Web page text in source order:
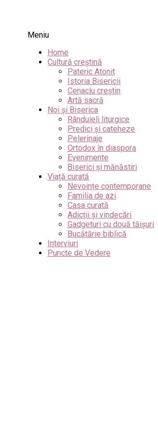
Meniu
Home
Cultură creștină
Pateric Atonit
Istoria Bisericii
Cenaclu creștin
Artă sacră
Noi și Biserica
Rânduieli liturgice
Predici și cateheze
Pelerinaje
Ortodox în diaspora
Evenimente
Biserici și mănăstiri
Viață curată
Nevoințe contemporane
Familia de azi
Casa curată
Adicții și vindecări
Gadgeturi cu două tăișuri
Bucătărie biblică
Interviuri
Puncte de Vedere